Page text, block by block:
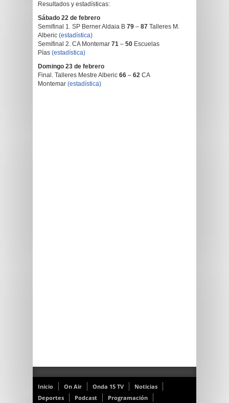
Resultados y estadísticas:
Sábado 22 de febrero
Semifinal 1. SP Berner Aldaia B 79 – 87 Talleres M.
Alberic (estadística)
Semifinal 2. CA Montemar 71 – 50 Escuelas
Pías (estadística)
Domingo 23 de febrero
Final. Talleres Mestre Alberic 66 – 62 CA
Montemar (estadística)
Inicio On Air Onda 15 TV
Noticias
Deportes
Podcast Programación